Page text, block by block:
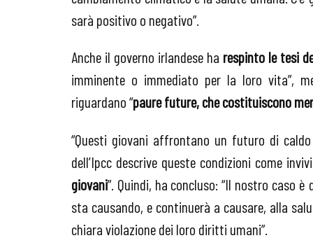
sarà positivo o negativo”.
Anche il governo irlandese ha respinto le tesi
imminente o immediato per la loro vita”,
riguardano “paure future, che costituiscono
“Questi giovani affrontano un futuro di
dell’Ipcc descrive queste condizioni come
giovani”. Quindi, ha concluso: “Il nostro caso
sta causando, e continuerà a causare, alla
chiara violazione dei loro diritti umani”.